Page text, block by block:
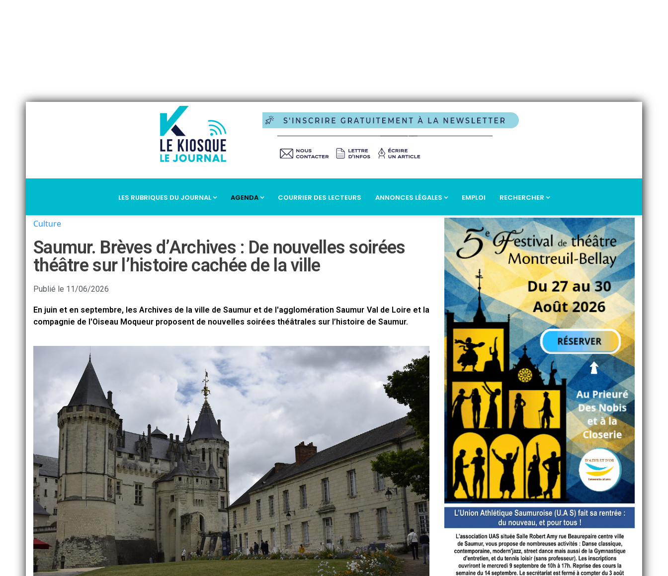
LES RUBRIQUES DU JOURNAL AGENDA COURRIER DES LECTEURS ANNONCES LÉGALES EMPLOI RECHERCHER
Culture
Saumur. Brèves d’Archives : De nouvelles soirées
théâtre sur l’histoire cachée de la ville
Publié le 11/06/2026
En juin et en septembre, les Archives de la ville de Saumur et de l'agglomération Saumur Val de Loire et la
compagnie de l'Oiseau Moqueur proposent de nouvelles soirées théâtrales sur l’histoire de Saumur.